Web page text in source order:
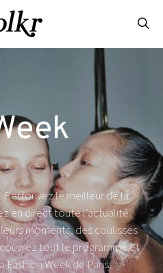
le meilleur de la
en direct toute l’actualité
moments, des coulisses
tout le programme et
Week de Paris,